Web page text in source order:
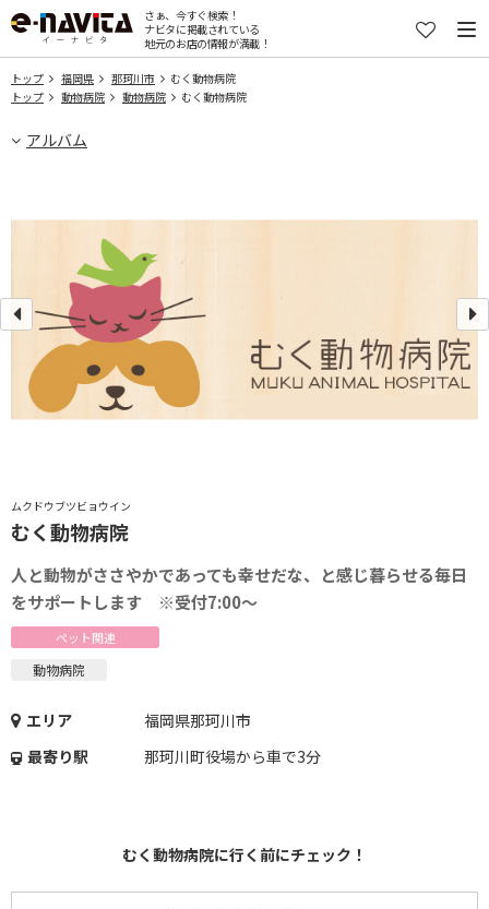
さぁ、今すぐ検索！
ナビタに掲載されている
地元のお店の情報が満載！
トップ 福岡県 那珂川市
むく動物病院
トップ
動物病院 動物病院 むく動物病院
アルバム
ムクドウブツビョウイン
むく動物病院
人と動物がささやかであっても幸せだな、と感じ暮らせる毎日
をサポートします ※受付7:00〜
ペット関連
動物病院
エリア
福岡県那珂川市
最寄り駅
那珂川町役場から車で3分
むく動物病院に行く前にチェック！